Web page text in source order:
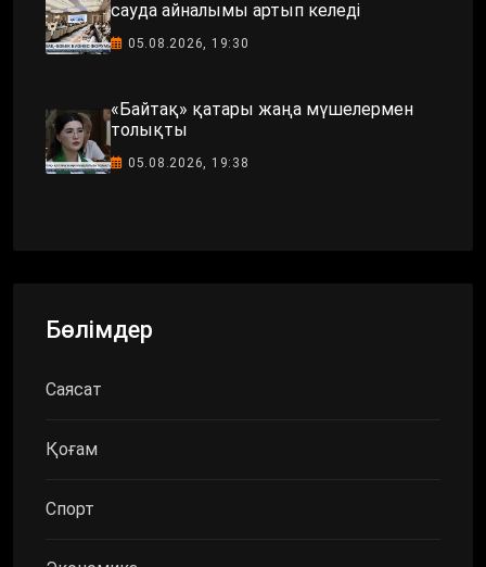
сауда айналымы артып келеді
05.08.2026, 19:30
«Байтақ» қатары жаңа мүшелермен
толықты
05.08.2026, 19:38
Бөлімдер
Саясат
Қоғам
Спорт